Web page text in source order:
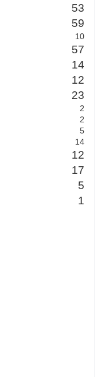
53
59
10
57
14
12
23
2
2
5
14
12
17
5
1